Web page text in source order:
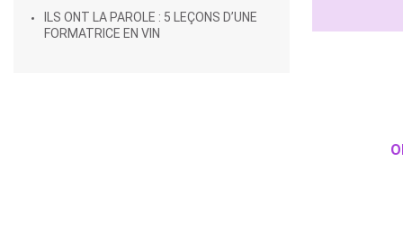
ILS ONT LA PAROLE : 5 LEÇONS D’UNE
FORMATRICE EN VIN